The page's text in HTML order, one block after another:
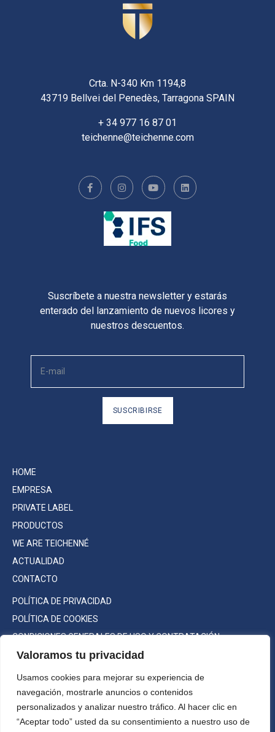
Valoramos tu privacidad
Usamos cookies para mejorar su experiencia de
navegación, mostrarle anuncios o contenidos
personalizados y analizar nuestro tráfico. Al hacer clic en
“Aceptar todo” usted da su consentimiento a nuestro uso de
HOME
EMPRESA
PRIVATE LABEL
PRODUCTOS
WE ARE TEICHENNÉ
ACTUALIDAD
CONTACTO
POLÍTICA DE PRIVACIDAD
POLÍTICA DE COOKIES
CONDICIONES GENERALES DE USO Y CONTRATACIÓN
Crta. N-340 Km 1194,8
43719 Bellvei del Penedès, Tarragona SPAIN
+ 34 977 16 87 01
teichenne@teichenne.com
Suscríbete a nuestra newsletter y estarás
enterado del lanzamiento de nuevos licores y
nuestros descuentos.
SUSCRIBIRSE
Consumo responsable
©2022 Teichenné S.A. Todos los